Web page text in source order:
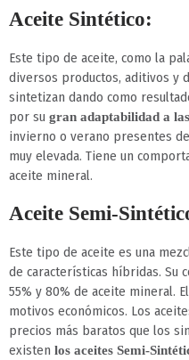
Aceite Sintético:
Este tipo de aceite, como la
diversos productos, aditivos y
sintetizan dando como
por su gran adaptabilidad a
invierno o verano presentes
muy elevada. Tiene un
aceite mineral.
Aceite Semi-
Este tipo de aceite es una
de características híbridas. Su
55% y 80% de aceite mineral.
motivos económicos. Los
precios más baratos que los
existen los aceites Semi-